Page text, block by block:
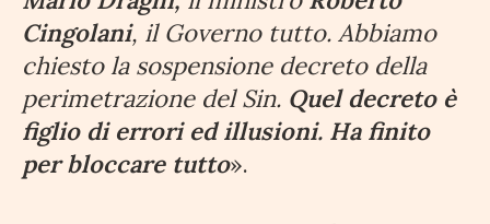
Cingolani, il Governo tutto. Abbiamo
chiesto la sospensione decreto della
perimetrazione del Sin. Quel decreto è
figlio di errori ed illusioni. Ha finito
per bloccare tutto».